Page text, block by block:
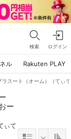
検索 ログイン
ル Rakuten PLAY
スート（オーム）（てぃ
ー
ぃて